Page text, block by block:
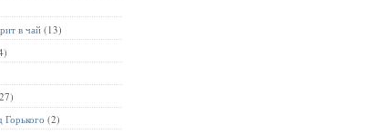
в чай(13)
Горького (2)